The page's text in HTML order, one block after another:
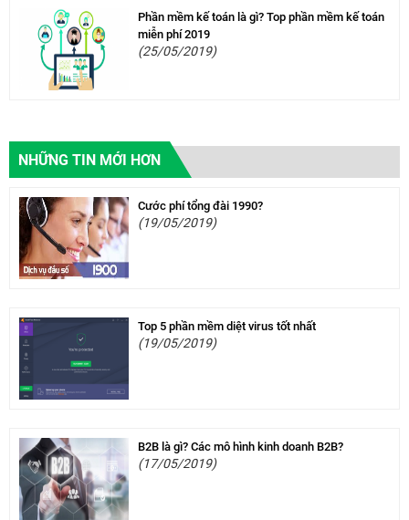
Phần mềm kế toán là gì? Top phần mềm kế toán
miễn phí 2019
(25/05/2019)
NHỮNG TIN MỚI HƠN
Cước phí tổng đài 1990?
(19/05/2019)
Top 5 phần mềm diệt virus tốt nhất
(19/05/2019)
B2B là gì? Các mô hình kinh doanh B2B?
(17/05/2019)